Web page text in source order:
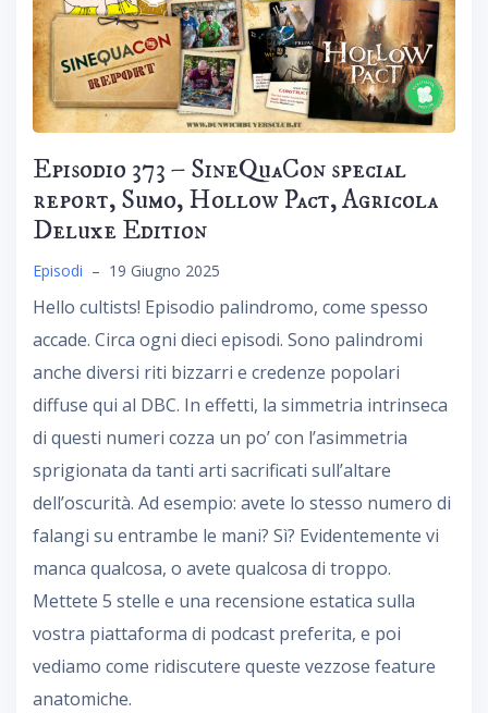
Episodio 373 – SineQuaCon special
report, Sumo, Hollow Pact, Agricola
Deluxe Edition
Episodi – 19 Giugno 2025
Hello cultists! Episodio palindromo, come spesso
accade. Circa ogni dieci episodi. Sono palindromi
anche diversi riti bizzarri e credenze popolari
diffuse qui al DBC. In effetti, la simmetria intrinseca
di questi numeri cozza un po’ con l’asimmetria
sprigionata da tanti arti sacrificati sull’altare
dell’oscurità. Ad esempio: avete lo stesso numero di
falangi su entrambe le mani? Sì? Evidentemente vi
manca qualcosa, o avete qualcosa di troppo.
Mettete 5 stelle e una recensione estatica sulla
vostra piattaforma di podcast preferita, e poi
vediamo come ridiscutere queste vezzose feature
anatomiche.